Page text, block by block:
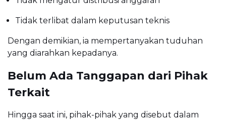
Tidak terlibat dalam keputusan teknis
Dengan demikian, ia mempertanyakan tuduhan
yang diarahkan kepadanya.
Belum Ada Tanggapan dari Pihak
Terkait
Hingga saat ini, pihak-pihak yang disebut dalam